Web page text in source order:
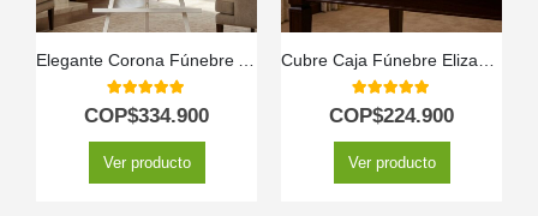
5.00out of 5
COP$334.900
Ver producto
5.00out of 5
COP$224.900
Ver producto